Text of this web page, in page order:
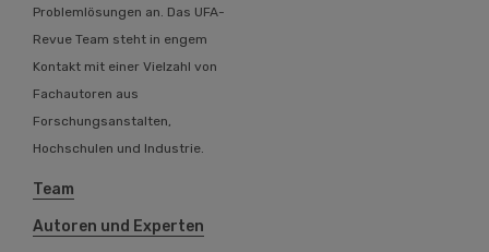
Problemlösungen an. Das UFA-
Revue Team steht in engem
Kontakt mit einer Vielzahl von
Fachautoren aus
Forschungsanstalten,
Hochschulen und Industrie.
Team
Autoren und Experten